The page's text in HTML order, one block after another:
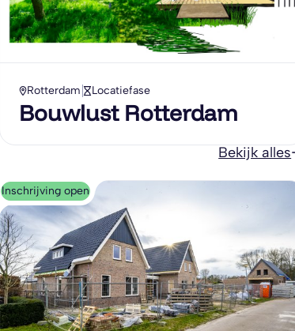
Rotterdam Locatiefase
Bouwlust Rotterdam
Bekijk alles
Inschrijving open